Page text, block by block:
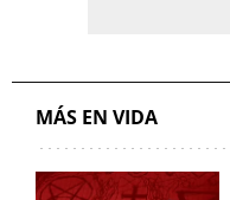
MÁS EN VIDA